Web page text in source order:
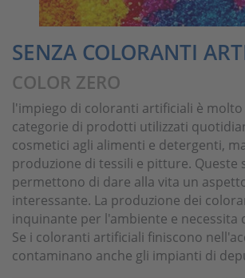
SENZA COLORANTI
COLOR ZERO
l'impiego di coloranti artificiali è
categorie di prodotti utilizzati
cosmetici agli alimenti e detergenti,
produzione di tessili e pitture. Queste
permettono di dare alla vita un
interessante. La produzione dei
inquinante per l'ambiente e necessita
Se i coloranti artificiali finiscono
contaminano anche gli impianti di